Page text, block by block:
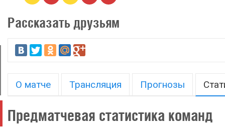
Рассказать друзьям
О матче Трансляция Прогнозы
Предматчевая статистика команд